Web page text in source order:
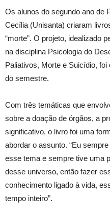
Os alunos do segundo ano de
Cecília (Unisanta) criaram
“morte”. O projeto, idealizado
na disciplina Psicologia do
Paliativos, Morte e Suicídio,
do semestre.
Com três temáticas que
sobre a doação de órgãos, a
significativo, o livro foi uma
abordar o assunto. “Eu
esse tema e sempre tive uma
desse universo, então fazer
conhecimento ligado à vida,
tempo inteiro”.